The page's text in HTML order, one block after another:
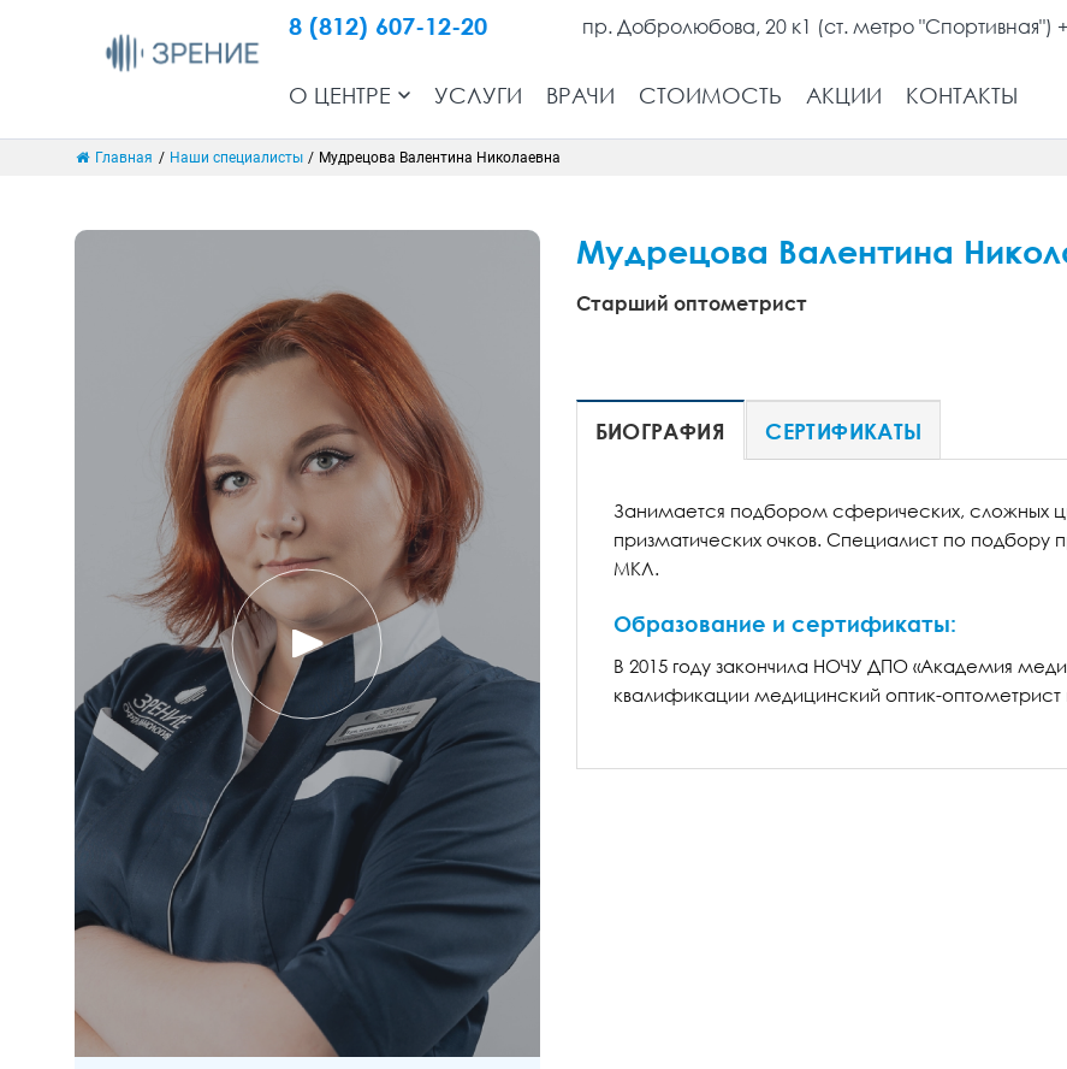
8 (812) 607-12-20 пр. Добролюбова, 20 к1 (ст. метро "Спортивная")
О ЦЕНТРЕ УСЛУГИ ВРАЧИ СТОИМОСТЬ АКЦИИ КОНТАКТЫ
Главная / Наши специалисты / Мудрецова Валентина Николаевна
Мудрецова Валентина
Старший оптометрист
БИОГРАФИЯ СЕРТИФИКАТЫ
Занимается подбором сферических, сложных
призматических очков. Специалист по подбору
МКЛ.
Образование и сертификаты:
В 2015 году закончила НОЧУ ДПО «Академия
квалификации медицинский оптик-